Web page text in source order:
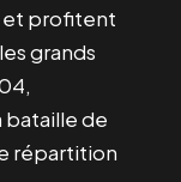
et profitent
grands
bataille de
répartition